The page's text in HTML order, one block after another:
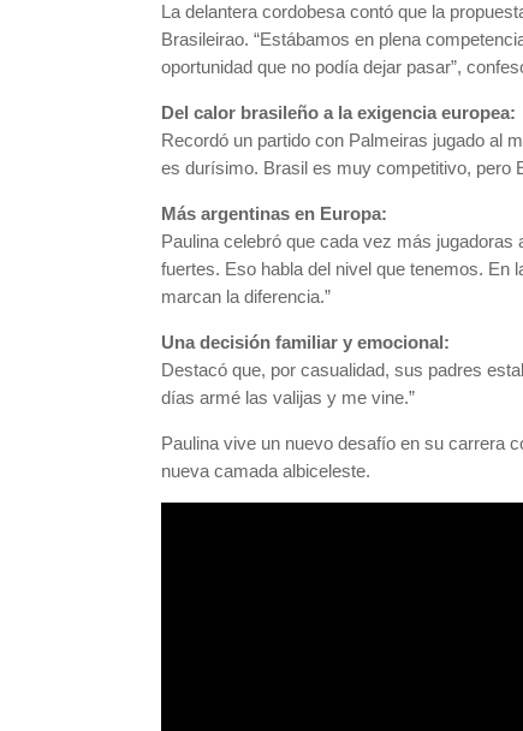
La delantera cordobesa contó que la
Brasileirao. “Estábamos en plena
oportunidad que no podía dejar pasar”,
Del calor brasileño a la exigencia europea:
Recordó un partido con Palmeiras jugado al
es durísimo. Brasil es muy competitivo, pero
Más argentinas en Europa:
Paulina celebró que cada vez más jugadoras
fuertes. Eso habla del nivel que tenemos.
marcan la diferencia.”
Una decisión familiar y emocional:
Destacó que, por casualidad, sus padres
días armé las valijas y me vine.”
Paulina vive un nuevo desafío en su carrera
nueva camada albiceleste.